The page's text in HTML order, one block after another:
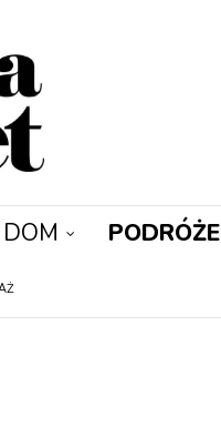
DOM PODRÓŻE